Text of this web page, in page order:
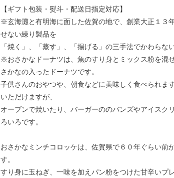
【ギフト包装・熨斗・配送日指定対応】
※玄海灘と有明海に面した佐賀の地で、創業大正１３
せない練り製品を
「焼く」、「蒸す」、「揚げる」の三手法でかわらな
※おさかなドーナツは、魚のすり身とミックス粉を混
さかなの入ったドーナツです。
子供さんのおやつや、朝食などに美味しく食べられま
いただけますが、
オーブンで焼いたり、バーガーののバンズやアイスク
ろいろです。
おさかなミンチコロッケは、佐賀県で６０年ぐらい前
す。
すり身に玉ねぎ、一味を加えパン粉をつけた甘辛いプ